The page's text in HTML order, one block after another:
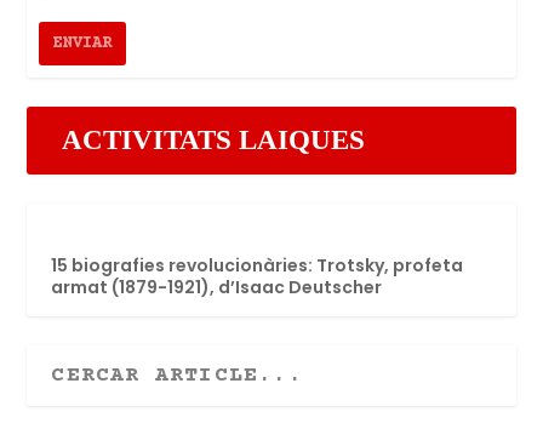
ACTIVITATS LAIQUES
15 biografies revolucionàries: Trotsky, profeta
armat (1879-1921), d’Isaac Deutscher